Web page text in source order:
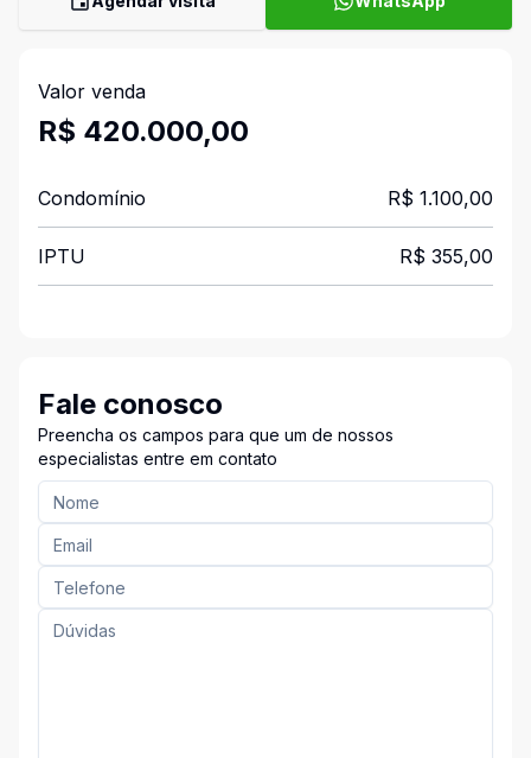
Valor venda
R$ 420.000,00
Condomínio R$ 1.100,00
IPTU R$ 355,00
Fale conosco
Preencha os campos para que um de nossos
especialistas entre em contato